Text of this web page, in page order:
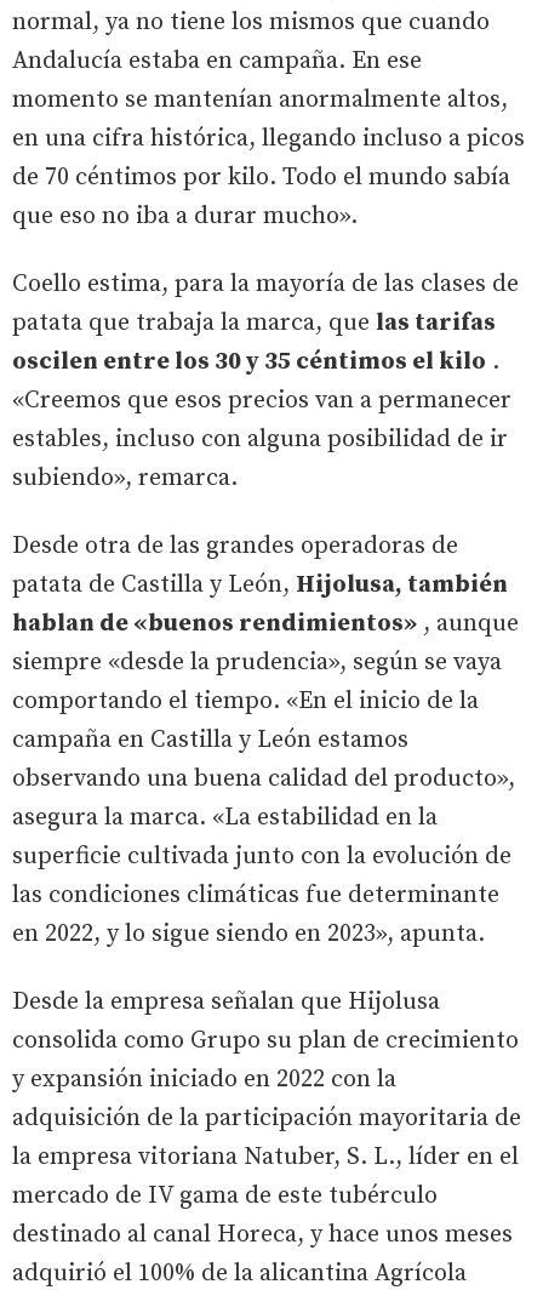
normal, ya no tiene los mismos que cuando
Andalucía estaba en campaña. En ese
momento se mantenían anormalmente altos,
en una cifra histórica, llegando incluso a picos
de 70 céntimos por kilo. Todo el mundo sabía
que eso no iba a durar mucho».
Coello estima, para la mayoría de las clases de
patata que trabaja la marca, que las tarifas
oscilen entre los 30 y 35 céntimos el kilo .
«Creemos que esos precios van a permanecer
estables, incluso con alguna posibilidad de ir
subiendo», remarca.
Desde otra de las grandes operadoras de
patata de Castilla y León, Hijolusa, también
hablan de «buenos rendimientos» , aunque
siempre «desde la prudencia», según se vaya
comportando el tiempo. «En el inicio de la
campaña en Castilla y León estamos
observando una buena calidad del producto»,
asegura la marca. «La estabilidad en la
superficie cultivada junto con la evolución de
las condiciones climáticas fue determinante
en 2022, y lo sigue siendo en 2023», apunta.
Desde la empresa señalan que Hijolusa
consolida como Grupo su plan de crecimiento
y expansión iniciado en 2022 con la
adquisición de la participación mayoritaria de
la empresa vitoriana Natuber, S. L., líder en el
mercado de IV gama de este tubérculo
destinado al canal Horeca, y hace unos meses
adquirió el 100% de la alicantina Agrícola